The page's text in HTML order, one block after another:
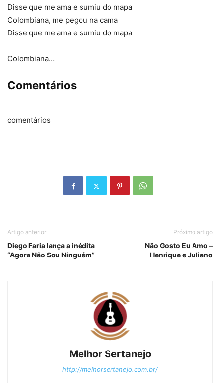
Disse que me ama e sumiu do mapa
Colombiana, me pegou na cama
Disse que me ama e sumiu do mapa
Colombiana…
Comentários
comentários
Artigo anterior
Diego Faria lança a inédita
“Agora Não Sou Ninguém”
Próximo artigo
Não Gosto Eu Amo –
Henrique e Juliano
Melhor Sertanejo
http://melhorsertanejo.com.br/